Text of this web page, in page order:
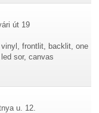
út 19
frontlit, backlit, one
sor, canvas
u. 12.